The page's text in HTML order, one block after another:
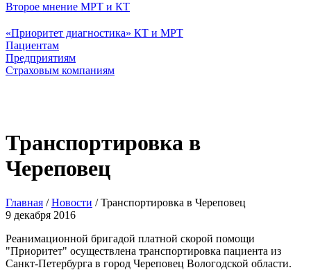
Второе мнение МРТ и КТ
«Приоритет диагностика» КТ и МРТ
Пациентам
Предприятиям
Страховым компаниям
Транспортировка в
Череповец
Главная /Новости /Транспортировка в Череповец
9 декабря 2016
Реанимационной бригадой платной скорой помощи
"Приоритет" осуществлена транспортировка пациента из
Санкт-Петербурга в город Череповец Вологодской области.